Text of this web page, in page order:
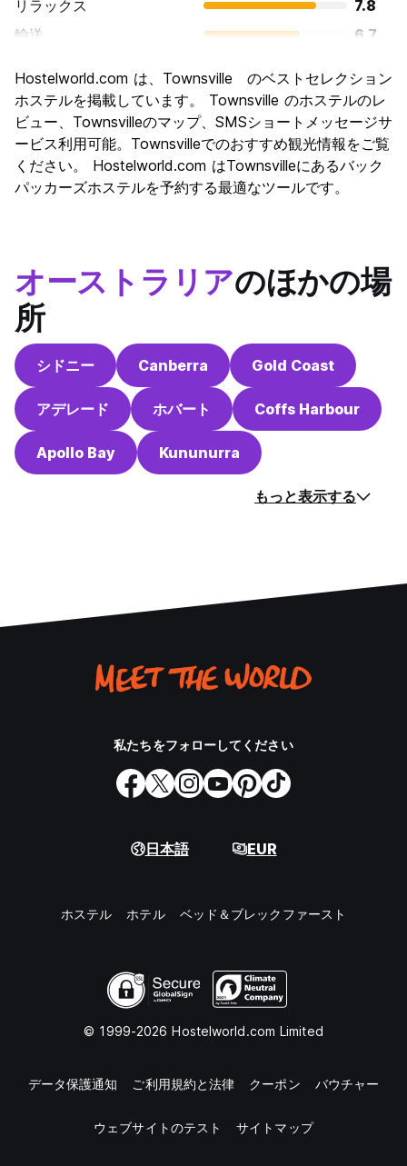
リラックス
7.8
輸送
6.7
文化
6.4
ナイトライフ
6.6
コストパフォーマンス
7.1
Hostelworld.com は、Townsville のベストセレクション
ホステルを掲載しています。 Townsville のホステルのレ
ビュー、Townsvilleのマップ、SMSショートメッセージサ
ービス利用可能。Townsvilleでのおすすめ観光情報をご覧
ください。 Hostelworld.com はTownsvilleにあるバック
パッカーズホステルを予約する最適なツールです。
オーストラリアのほかの場
所
シドニー Canberra Gold Coast
アデレード ホバート Coffs Harbour
Apollo Bay Kununurra
もっと表示する
私たちをフォローしてください
日本語 EUR
ホステル ホテル ベッド＆ブレックファースト
© 1999-2026 Hostelworld.com Limited
データ保護通知 ご利用規約と法律 クーポン バウチャー
ウェブサイトのテスト サイトマップ